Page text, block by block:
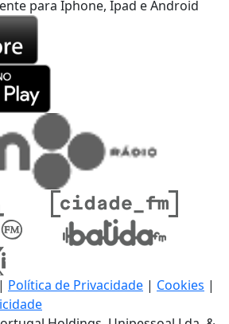
para Iphone, Ipad e Android
| Política de Privacidade | Cookies |